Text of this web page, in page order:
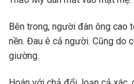
Bên trong, người đàn ông
nền. Đau ê cả người. Cũng do
giường.